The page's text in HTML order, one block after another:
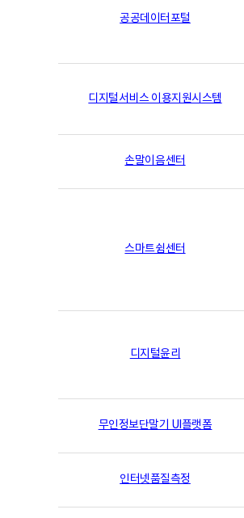
공공데이터포털
디지털서비스 이용지원시스템
손말이음센터
스마트쉼센터
디지털윤리
무인정보단말기 UI플랫폼
인터넷품질측정